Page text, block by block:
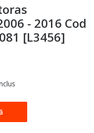
- 2016 Cod
[L3456]